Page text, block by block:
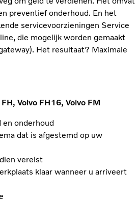
preventief onderhoud. En het
servicevoorzieningen Service
die mogelijk worden gemaakt
Het resultaat? Maximale
Volvo FH16, Volvo FM
en onderhoud
dat is afgestemd op uw
vereist
klaar wanneer u arriveert